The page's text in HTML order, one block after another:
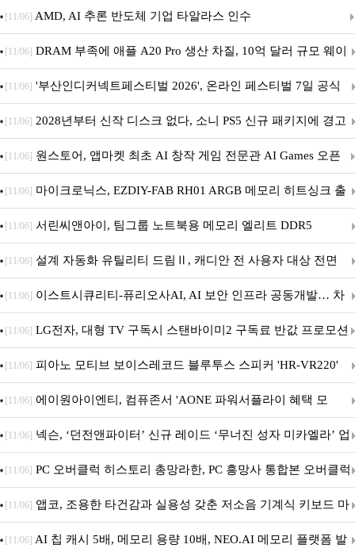
[11/06] AMD, AI 추론 반도체 기업 타알라스 인수
[11/06] DRAM 부족에 애플 A20 Pro 생산 차질, 10억 달러 규모 웨이
퍼 대기
[11/06] '부산인디커넥트페스티벌 2026', 온라인 페스티벌 7일 공식
개막... 22일간 진행
[11/06] 2028년부터 신작 디스크 없다, 소니 PS5 신규 패키지에 경고
문 추가
[11/06] 원스토어, 앱마켓 최초 AI 창작 게임 전문관 AI Games 오픈
[11/06] 마이크로닉스, EZDIY-FAB RH01 ARGB 메모리 히트싱크 출
시
[11/06] 서린씨앤아이, 팀그룹 노트북용 메모리 엘리트 DDR5
5600MHz 16GB 출시
[11/06] 설계 자동화 유틸리티 드림Ⅱ, 캐디안 전 사용자 대상 전면
무상 배포
[11/06] 이스트시큐리티-퓨리오사AI, AI 보안 인프라 공동개발… 차
세대 AI 보안 플랫폼 구축
[11/06] LG전자, 대형 TV 구독시 스탠바이미2 구독료 반값 프로모션
[11/06] 피아노 모티브 보이스레코드 블루투스 스피커 'HR-VR220'
출시
[11/06] 에이원아이엔티, 컴퓨존서 'AONE 파워서플라이 혜택 모
음.ZIP' 이벤트 진행
[11/06] 넥슨, ‘던전앤파이터’ 신규 레이드 ‘무너진 성자 미카엘라’ 업
데이트!
[11/06] PC 오버클럭 히스토리 총망라한, PC 흥망사 통합본 오버클럭
특집(1-4편)
[11/06] 앱코, 조용한 타건감과 실용성 갖춘 저소음 기계식 키보드 마
우스 세트 'KM580' 출시
[11/06] AI 칩 캐시 5배, 메모리 용량 10배, NEO.AI 메모리 플랫폼 발